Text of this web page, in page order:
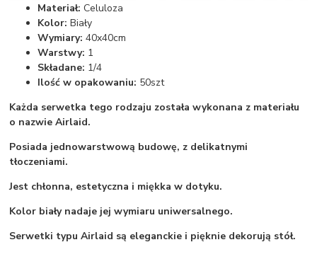
Materiał: Celuloza
Kolor: Biały
Wymiary: 40x40cm
Warstwy: 1
Składane: 1/4
Ilość w opakowaniu: 50szt
Każda serwetka tego rodzaju została wykonana z materiału
o nazwie Airlaid.
Posiada jednowarstwową budowę, z delikatnymi
tłoczeniami.
Jest chłonna, estetyczna i miękka w dotyku.
Kolor biały nadaje jej wymiaru uniwersalnego.
Serwetki typu Airlaid są eleganckie i pięknie dekorują stół.